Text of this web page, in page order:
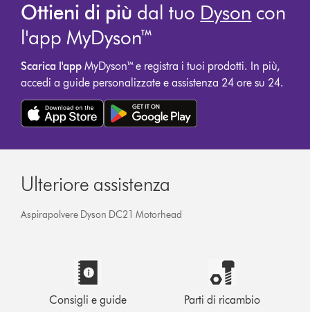
Ottieni di più dal tuo Dyson con
l'app MyDyson™
Scarica l'app MyDyson™ e registra i tuoi prodotti. In più,
accedi a guide personalizzate e assistenza 24 ore su 24.
Ulteriore assistenza
Aspirapolvere Dyson DC21 Motorhead
Consigli e guide Parti di ricambio